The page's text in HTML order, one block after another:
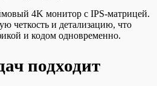
4K монитор с IPS-матрицей.
четкость и детализацию, что
и кодом одновременно.
подходит